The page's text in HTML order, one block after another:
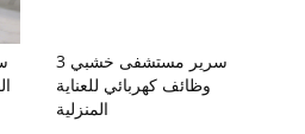
سرير مستشفى خشبي 3
وظائف كهربائي للعناية
المنزلية